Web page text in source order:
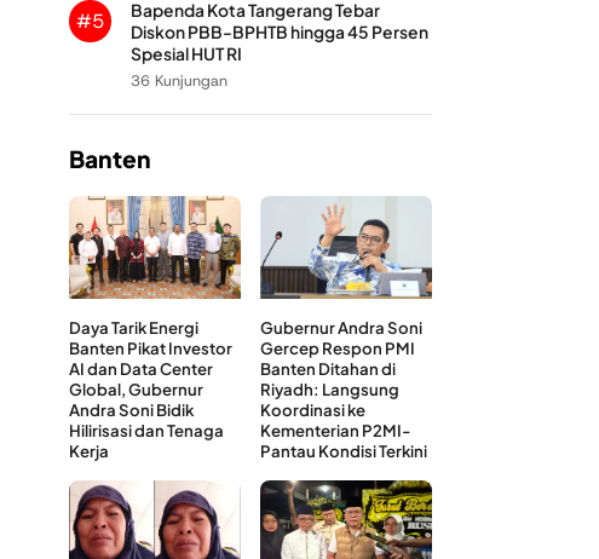
#5
Bapenda Kota Tangerang Tebar
Diskon PBB-BPHTB hingga 45 Persen
Spesial HUT RI
36 Kunjungan
Banten
Daya Tarik Energi
Banten Pikat Investor
AI dan Data Center
Global, Gubernur
Andra Soni Bidik
Hilirisasi dan Tenaga
Kerja
Gubernur Andra Soni
Gercep Respon PMI
Banten Ditahan di
Riyadh: Langsung
Koordinasi ke
Kementerian P2MI-
Pantau Kondisi Terkini